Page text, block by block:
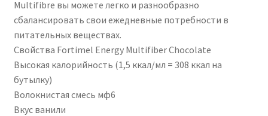
Multifibre вы можете легко и разнообразно
сбалансировать свои ежедневные потребности в
питательных веществах.
Свойства Fortimel Energy Multifiber Chocolate
Высокая калорийность (1,5 ккал/мл = 308 ккал на
бутылку)
Волокнистая смесь мф6
Вкус ванили